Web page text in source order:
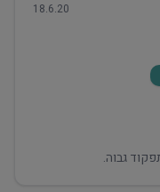
18.6.20
גבוה.